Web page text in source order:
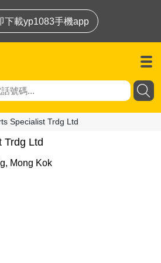
下載yp1083手機app
Specialist Trdg Ltd
Trdg Ltd
Mong Kok